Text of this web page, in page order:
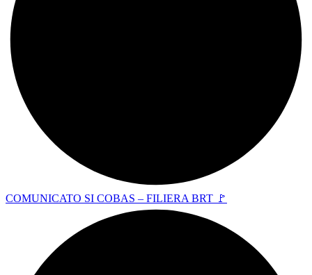
COMUNICATO SI COBAS – FILIERA BRT 🚩